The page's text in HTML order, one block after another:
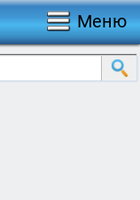
Меню